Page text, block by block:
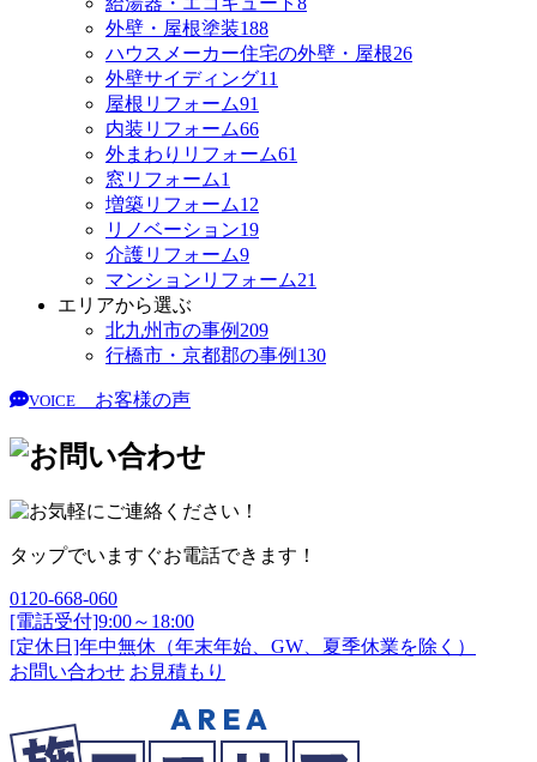
外壁・屋根塗装188
ハウスメーカー住宅の外壁・屋根26
外壁サイディング11
屋根リフォーム91
内装リフォーム66
外まわりリフォーム61
窓リフォーム1
増築リフォーム12
リノベーション19
介護リフォーム9
マンションリフォーム21
エリアから選ぶ
北九州市の事例 209
行橋市・京都郡の事例 130
VOICE お客様の声
タップでいますぐお電話できます！
0120-668-060
[電話受付]9:00～18:00
[定休日]年中無休（年末年始、GW、夏季休業を除く）
お問い合わせ お見積もり